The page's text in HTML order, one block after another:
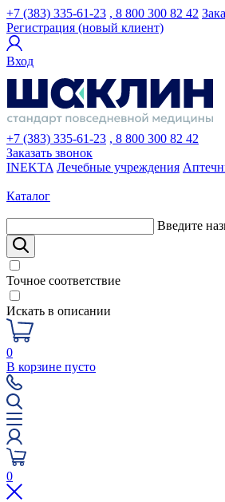
+7 (383) 335-61-23 , 8 800 300 82 42
Регистрация (новый клиент)
Вход
+7 (383) 335-61-23 , 8 800 300 82 42
Заказать звонок
INEKTA Лечебные учреждения
Каталог
Введите
Точное соответствие
Искать в описании
0
В корзине пусто
0